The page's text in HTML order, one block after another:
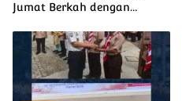
Jumat Berkah dengan
Warga Kurang Mampu